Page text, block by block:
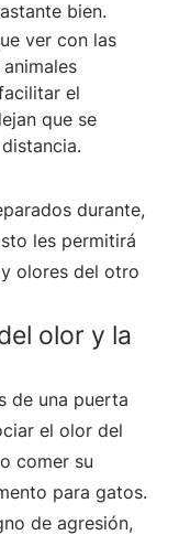
bien.
ver con las
el
que se
durante,
les permitirá
olores del otro
olor y la
de una puerta
el olor del
comer su
para gatos.
de agresión,